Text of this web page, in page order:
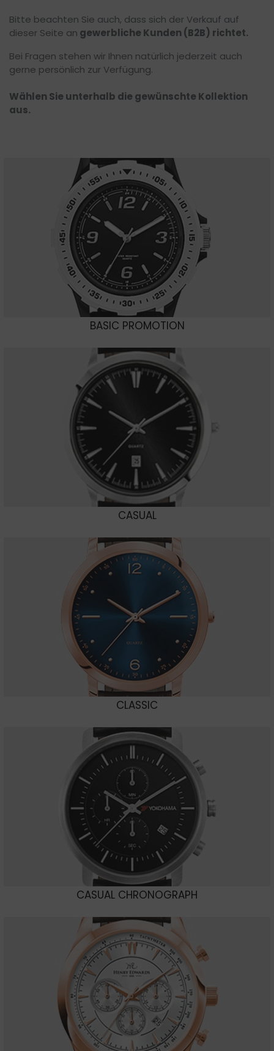
Bitte beachten Sie auch, dass sich der Verkauf auf
dieser Seite an gewerbliche Kunden (B2B) richtet.
Bei Fragen stehen wir Ihnen natürlich jederzeit auch
gerne persönlich zur Verfügung.
Wählen Sie unterhalb die gewünschte Kollektion
aus.
BASIC PROMOTION
CASUAL
CLASSIC
CASUAL CHRONOGRAPH